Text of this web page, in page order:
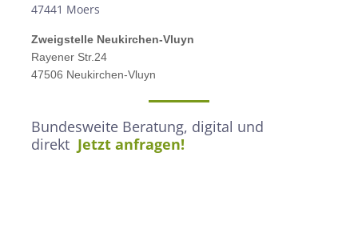
47441 Moers
Zweigstelle Neukirchen-Vluyn
Rayener Str.24
47506 Neukirchen-Vluyn
Bundesweite Beratung, digital und
direkt Jetzt anfragen!